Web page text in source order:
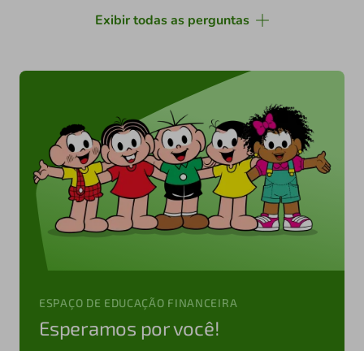
Exibir todas as perguntas
ESPAÇO DE EDUCAÇÃO FINANCEIRA
Esperamos por você!